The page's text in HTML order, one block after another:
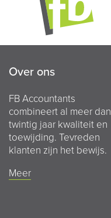
Over ons
FB Accountants
combineert al meer dan
twintig jaar kwaliteit en
toewijding. Tevreden
klanten zijn het bewijs.
Meer